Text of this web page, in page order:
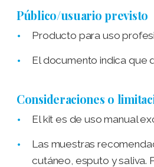
Público/usuario previsto
Producto para uso
El documento indica que
Consideraciones o
El kit es de uso manual
Las muestras
cutáneo, esputo y saliva.